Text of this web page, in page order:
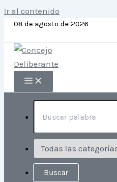
Ir al contenido
08 de agosto de 2026